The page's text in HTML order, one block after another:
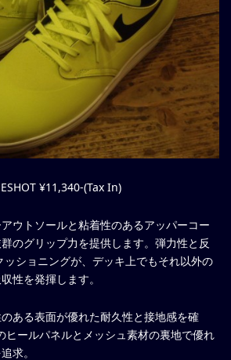
¥11,340-(Tax In)
ウトソールと粘着性のあるアッパーコー
のグリップ力を提供します。弾力性と反
ショニングが、デッキ上でもそれ以外の
性を発揮します。
ある表面が優れた耐久性と接地感を確
ールパネルとメッシュ素材の裏地で優れ
求。